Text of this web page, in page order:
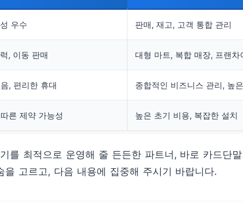
우수 판매, 재고, 고객 통합 관리
, 이동 판매 대형 마트, 복합 매장, 프랜차
, 편리한 휴대 종합적인 비즈니스 관리, 높
른 제약 가능성 높은 초기 비용, 복잡한 설치
최적으로 운영해 줄 든든한 파트너, 바로 카드단
고르고, 다음 내용에 집중해 주시기 바랍니다.